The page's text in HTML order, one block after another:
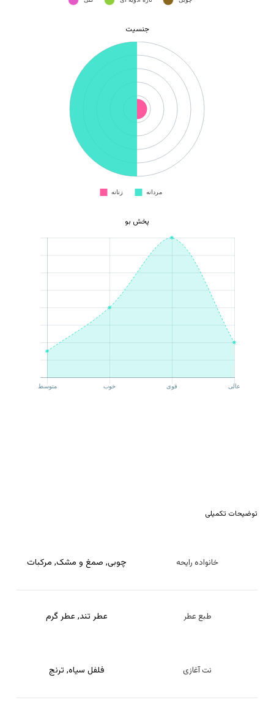
هیچ محصولی در سبد خرید نیست.
بازگشت به فروشگاه
جنسیت
پخش بو
توضیحات تکمیلی
خانواده رایحه چوبی, صمغ و مشک, مرکبات
طبع عطر عطر تند, عطر گرم
نت آغازی فلفل سیاه, ترنج